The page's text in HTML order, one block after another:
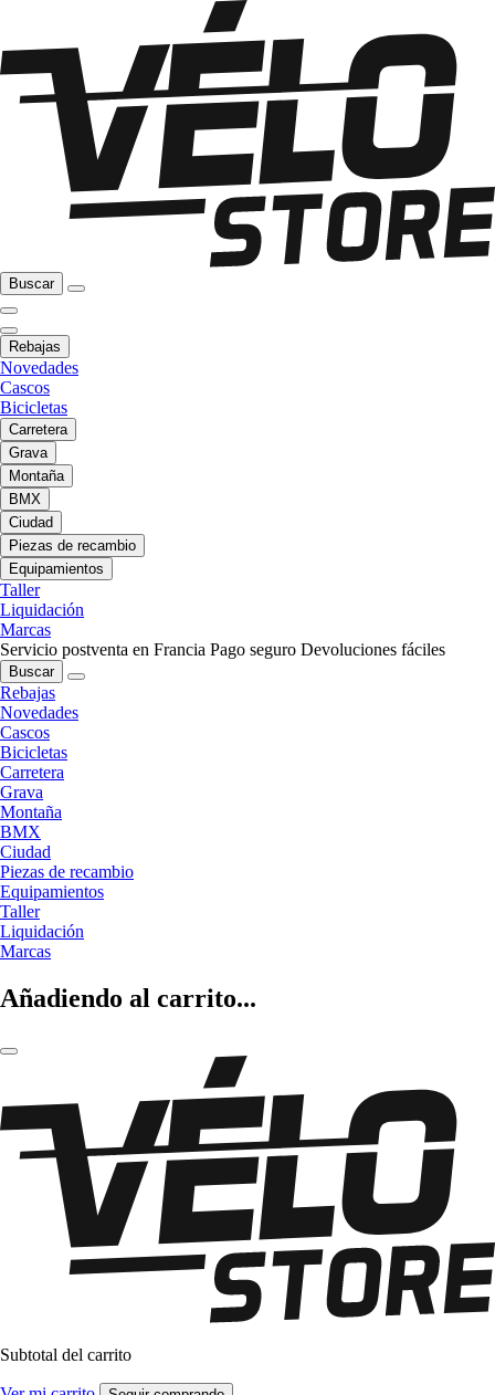
Buscar
Rebajas
Novedades
Cascos
Bicicletas
Carretera
Grava
Montaña
BMX
Ciudad
Piezas de recambio
Equipamientos
Taller
Liquidación
Marcas
Servicio postventa en Francia Pago seguro Devoluciones fáciles
Buscar
Rebajas
Novedades
Cascos
Bicicletas
Carretera
Grava
Montaña
BMX
Ciudad
Piezas de recambio
Equipamientos
Taller
Liquidación
Marcas
Añadiendo al carrito...
Subtotal del carrito